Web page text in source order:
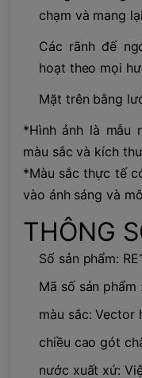
chạm và mang
Các rãnh đế
hoạt theo mọi
Mặt trên bằng
*Hình ảnh là mẫu
màu sắc và kích
*Màu sắc thực tế
vào ánh sáng và
THÔNG
Số sản phẩm:
Mã số sản phẩm
màu sắc: Vector
chiều cao gót
nước xuất xứ: